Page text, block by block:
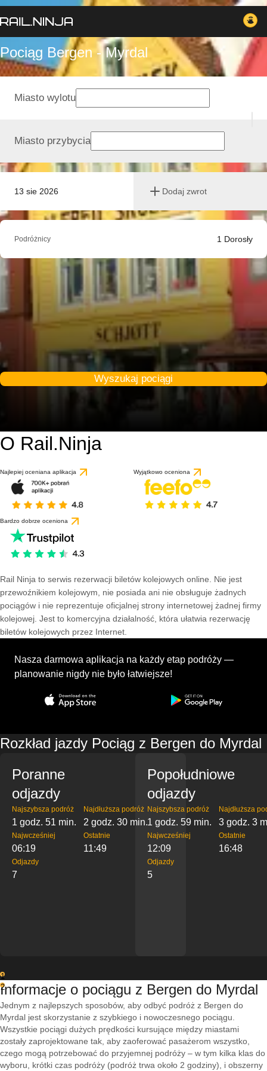
Pociąg Bergen - Myrdal
13 sie 2026 Dodaj zwrot
Miasto wylotu
Miasto przybycia
Podróżnicy 1 Dorosły
Wyszukaj pociągi
O Rail.Ninja
Najlepiej oceniana aplikacja Wyjątkowo oceniona
Bardzo dobrze oceniona
Rail Ninja to serwis rezerwacji biletów kolejowych online. Nie jest
przewoźnikiem kolejowym, nie posiada ani nie obsługuje żadnych
pociągów i nie reprezentuje oficjalnej strony internetowej żadnej firmy
kolejowej. Jest to komercyjna działalność, która ułatwia rezerwację
biletów kolejowych przez Internet.
Nasza darmowa aplikacja na każdy etap podróży —
planowanie nigdy nie było łatwiejsze!
Rozkład jazdy Pociąg z Bergen do Myrdal
Poranne
odjazdy
Najszybsza podróż
1 godz. 51 min.
Najdłuższa podróż
2 godz. 30 min.
Najwcześniej
06:19
Ostatnie
11:49
Odjazdy
7
Popołudniowe
odjazdy
Najszybsza podróż
1 godz. 59 min.
Najdłuższa
3 godz. 3
Najwcześniej
12:09
Ostatnie
16:48
Odjazdy
5
1
2
Informacje o pociągu z Bergen do Myrdal
Jednym z najlepszych sposobów, aby odbyć podróż z Bergen do
Myrdal jest skorzystanie z szybkiego i nowoczesnego pociągu.
Wszystkie pociągi dużych prędkości kursujące między miastami
zostały zaprojektowane tak, aby zaoferować pasażerom wszystko,
czego mogą potrzebować do przyjemnej podróży – w tym kilka klas do
wyboru, krótki czas podróży (podróż trwa około 2 godziny), i obszerny